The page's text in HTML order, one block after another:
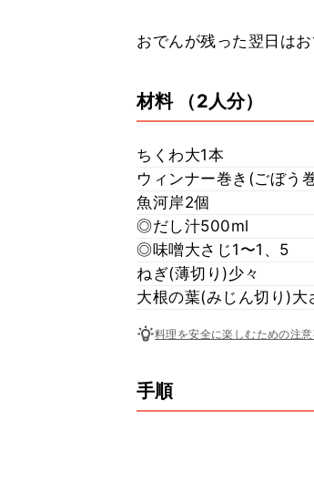
おでんが残った翌日は
材料 （2人分）
ちくわ大1本
ウィンナー巻き(ごぼう
魚河岸2個
◎だし汁500ml
◎味噌大さじ1〜1、5
ねぎ(薄切り)少々
大根の葉(みじん切り)大
料理を安全に楽しむための注
手順